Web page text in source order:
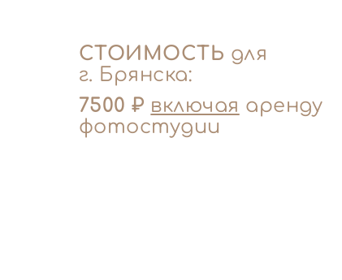
СТОИМОСТЬ для
г. Брянска:
7500 ₽ включая аренду
фотостудии